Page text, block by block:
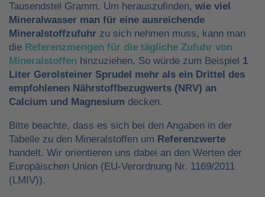
Tausendstel Gramm. Um herauszufinden, wie viel
Mineralwasser man für eine ausreichende
Mineralstoffzufuhr zu sich nehmen muss, kann man
die Referenzmengen für die tägliche Zufuhr von
Mineralstoffen hinzuziehen. So würde zum Beispiel 1
Liter Gerolsteiner Sprudel mehr als ein Drittel des
empfohlenen Nährstoffbezugwerts (NRV) an
Calcium und Magnesium decken.
Bitte beachte, dass es sich bei den Angaben in der
Tabelle zu den Mineralstoffen um Referenzwerte
handelt. Wir orientieren uns dabei an den Werten der
Europäischen Union (EU-Verordnung Nr. 1169/2011
(LMIV)).